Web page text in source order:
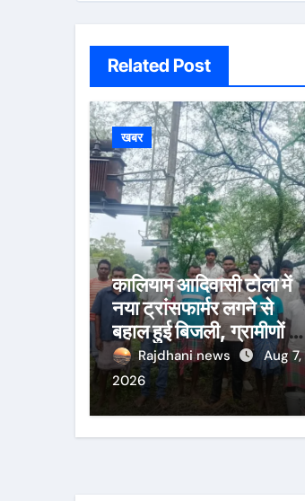
Related Post
खबर
कालियाम आदिवासी टोला में
नया ट्रांसफार्मर लगने से
बहाल हुई बिजली, ग्रामीणों ने
जताई खुशी
Rajdhani news
Aug 7,
2026